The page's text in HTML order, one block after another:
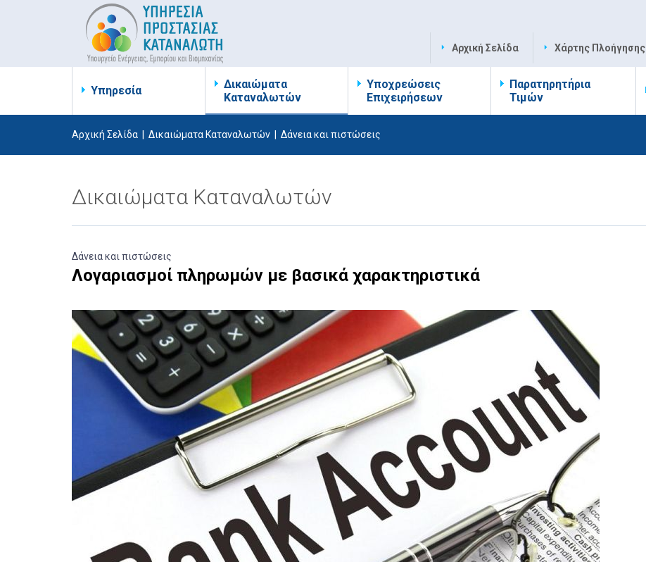
Αρχική Σελίδα Χάρτης Πλοήγησης
Υπηρεσία
Δικαιώματα
Καταναλωτών
Υποχρεώσεις
Επιχειρήσεων
Παρατηρητήρια
Τιμών
Αρχική Σελίδα Δικαιώματα Καταναλωτών Δάνεια και πιστώσεις
Δικαιώματα Καταναλωτών
Δάνεια και πιστώσεις
Λογαριασμοί πληρωμών με βασικά χαρακτηριστικά